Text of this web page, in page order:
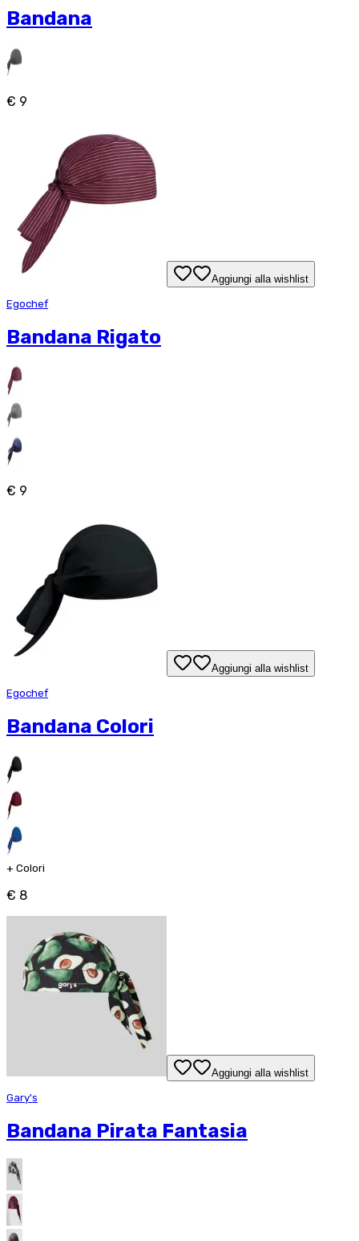
Bandana
€ 9
Aggiungi alla wishlist
Egochef
Bandana Rigato
€ 9
Aggiungi alla wishlist
Egochef
Bandana Colori
+ Colori
€ 8
Aggiungi alla wishlist
Gary's
Bandana Pirata Fantasia